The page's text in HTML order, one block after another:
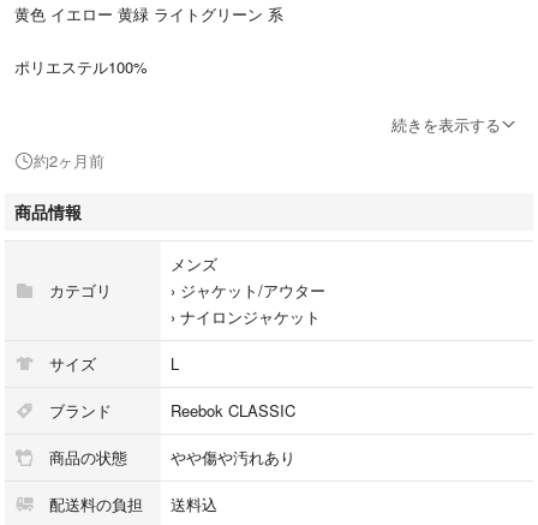
黄色 イエロー 黄緑 ライトグリーン 系
ポリエステル100%
シワ、一部やや汚れ、一部穴などあり、古着ですので神経質な方はご遠慮
ください。
25k
続きを表示する
約2ヶ月前
商品情報
カテゴリ
メンズ
› ジャケット/アウター
› ナイロンジャケット
サイズ L
ブランド Reebok CLASSIC
商品の状態 やや傷や汚れあり
配送料の負担 送料込